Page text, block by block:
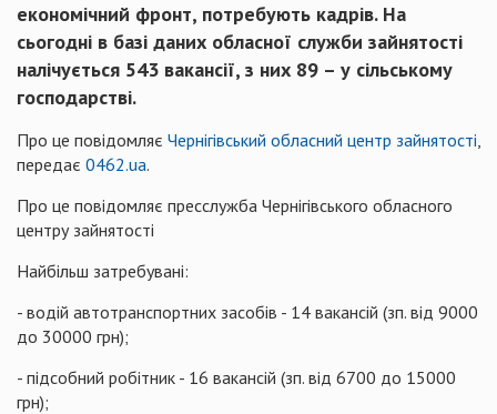
економічний фронт, потребують кадрів. На
сьогодні в базі даних обласної служби зайнятості
налічується 543 вакансії, з них 89 – у сільському
господарстві.
Про це повідомляє Чернігівський обласний центр зайнятості,
передає 0462.ua.
Про це повідомляє пресслужба Чернігівського обласного
центру зайнятості
Найбільш затребувані:
- водій автотранспортних засобів - 14 вакансій (зп. від 9000
до 30000 грн);
- підсобний робітник - 16 вакансій (зп. від 6700 до 15000
грн);